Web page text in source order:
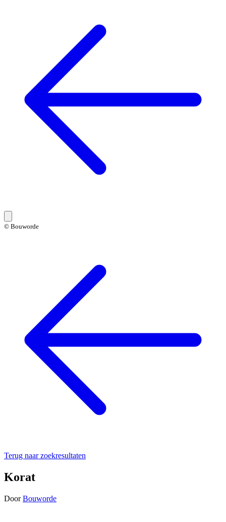
© Bouworde
Terug naar zoekresultaten
Korat
Door Bouworde